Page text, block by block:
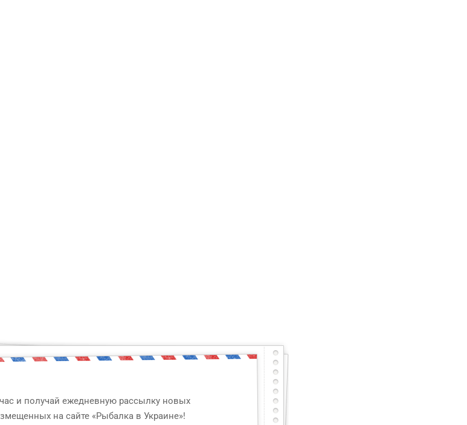
и получай ежедневную рассылку новых
на сайте «Рыбалка в Украине»!
себя уверенно и готов почти
Сможешь сдать этот элементарный тест с первого раза – будет тебе честь
неудачи, ты узнаешь много интересного, но не останешься наедине, мы исправим